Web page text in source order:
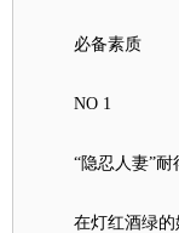
必备素质
NO 1
“隐忍人妻”耐
在灯红酒绿的